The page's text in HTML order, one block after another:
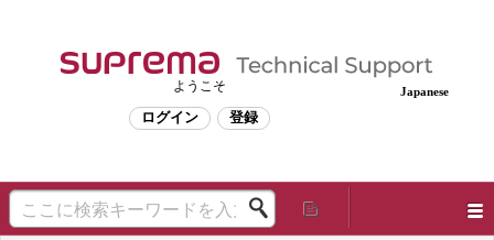
Japanese
ようこそ
ログイン 登録